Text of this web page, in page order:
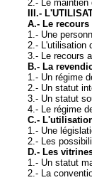
2.- Le maintien
III.-
A.- Le
1.- Une
2.- L'utilisation
3.- Le recours
B.- La
1.- Un régime
2.- Un statut
3.- Un statut
4.- Le régime
C.-
1.- Une
2.- Les
D.- Les
1.- Un statut
2.- La